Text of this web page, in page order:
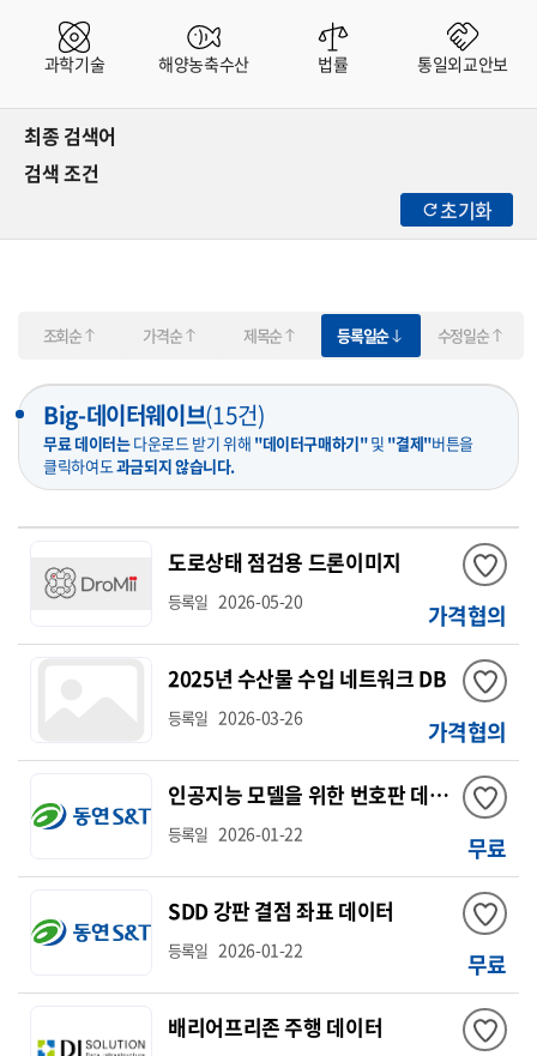
과학기술 해양농축수산 법률 통일외교안보
최종 검색어
검색 조건
초기화
조회순 가격순 제목순 등록일순 수정일순
Big-데이터웨이브(15건)
무료 데이터는다운로드 받기 위해 "데이터구매하기"및 "결제"버튼을
클릭하여도과금되지 않습니다.
도로상태 점검용 드론이미지
등록일 2026-05-20 가격협의
2025년 수산물 수입 네트워크 DB
등록일 2026-03-26 가격협의
인공지능 모델을 위한 번호판 데이터
등록일 2026-01-22 무료
SDD 강판 결점 좌표 데이터
등록일 2026-01-22 무료
배리어프리존 주행 데이터